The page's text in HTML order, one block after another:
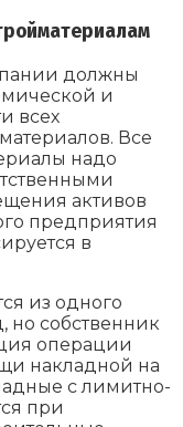
должны
и
всех
Все
надо
активов
предприятия
в
из одного
но собственник
операции
накладной на
с лимитно-
при